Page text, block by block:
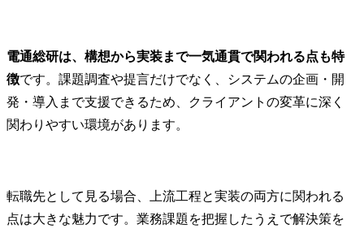
電通総研は、構想から実装まで一気通貫で関われる点も特
徴です。課題調査や提言だけでなく、システムの企画・開
発・導入まで支援できるため、クライアントの変革に深く
関わりやすい環境があります。
転職先として見る場合、上流工程と実装の両方に関われる
点は大きな魅力です。業務課題を把握したうえで解決策を